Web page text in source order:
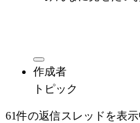
作成者
トピック
61件の返信スレッドを表示